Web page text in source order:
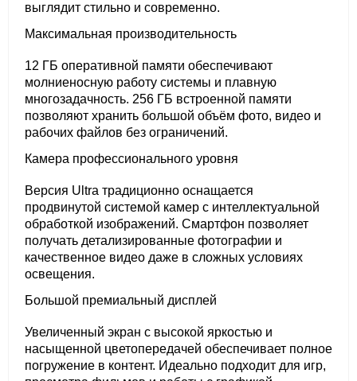
выглядит стильно и современно.
Максимальная производительность
12 ГБ оперативной памяти обеспечивают
молниеносную работу системы и плавную
многозадачность. 256 ГБ встроенной памяти
позволяют хранить большой объём фото, видео и
рабочих файлов без ограничений.
Камера профессионального уровня
Версия Ultra традиционно оснащается
продвинутой системой камер с интеллектуальной
обработкой изображений. Смартфон позволяет
получать детализированные фотографии и
качественное видео даже в сложных условиях
освещения.
Большой премиальный дисплей
Увеличенный экран с высокой яркостью и
насыщенной цветопередачей обеспечивает полное
погружение в контент. Идеально подходит для игр,